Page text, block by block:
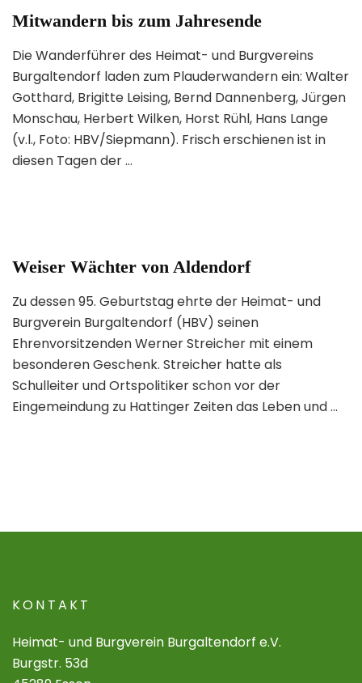
Mitwandern bis zum Jahresende
Die Wanderführer des Heimat- und Burgvereins
Burgaltendorf laden zum Plauderwandern ein: Walter
Gotthard, Brigitte Leising, Bernd Dannenberg, Jürgen
Monschau, Herbert Wilken, Horst Rühl, Hans Lange
(v.l., Foto: HBV/Siepmann). Frisch erschienen ist in
diesen Tagen der …
Weiser Wächter von Aldendorf
Zu dessen 95. Geburtstag ehrte der Heimat- und
Burgverein Burgaltendorf (HBV) seinen
Ehrenvorsitzenden Werner Streicher mit einem
besonderen Geschenk. Streicher hatte als
Schulleiter und Ortspolitiker schon vor der
Eingemeindung zu Hattinger Zeiten das Leben und …
KONTAKT
Heimat- und Burgverein Burgaltendorf e.V.
Burgstr. 53d